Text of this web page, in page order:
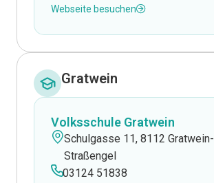
Webseite besuchen
Gratwein
Volksschule Gratwein
Schulgasse 11, 8112 Gratwein-
Straßengel
03124 51838